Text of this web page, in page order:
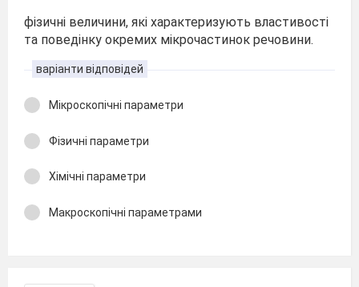
фізичні величини, які характеризують властивості
та поведінку окремих мікрочастинок речовини.
варіанти відповідей
Мікроскопічні параметри
Фізичні параметри
Хімічні параметри
Макроскопічні параметрами